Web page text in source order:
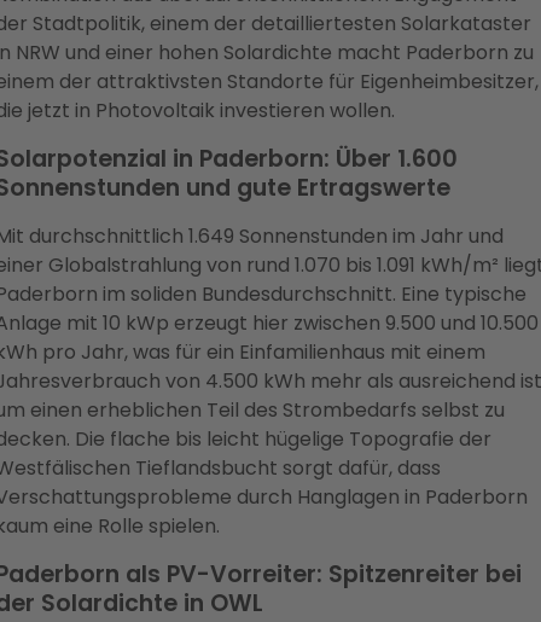
Stadtpolitik, einem der detailliertesten Solarkataster
NRW und einer hohen Solardichte macht Paderborn zu
der attraktivsten Standorte für Eigenheimbesitzer,
jetzt in Photovoltaik investieren wollen.
in Paderborn: Über 1.600
und gute Ertragswerte
durchschnittlich 1.649 Sonnenstunden im Jahr und
Globalstrahlung von rund 1.070 bis 1.091 kWh/m²
im soliden Bundesdurchschnitt. Eine typische
mit 10 kWp erzeugt hier zwischen 9.500 und 10.500
pro Jahr, was für ein Einfamilienhaus mit einem
von 4.500 kWh mehr als ausreichend
einen erheblichen Teil des Strombedarfs selbst zu
Die flache bis leicht hügelige Topografie der
Tieflandsbucht sorgt dafür, dass
durch Hanglagen in Paderborn
eine Rolle spielen.
als PV-Vorreiter: Spitzenreiter bei
Solardichte in OWL